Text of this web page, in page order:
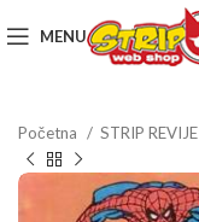
MENU
Početna STRIP REVIJE